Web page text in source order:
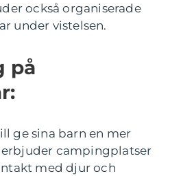
också organiserade
under vistelsen.
på
ge sina barn en mer
campingplatser
med djur och